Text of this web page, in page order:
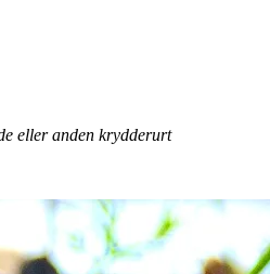
eller anden krydderurt